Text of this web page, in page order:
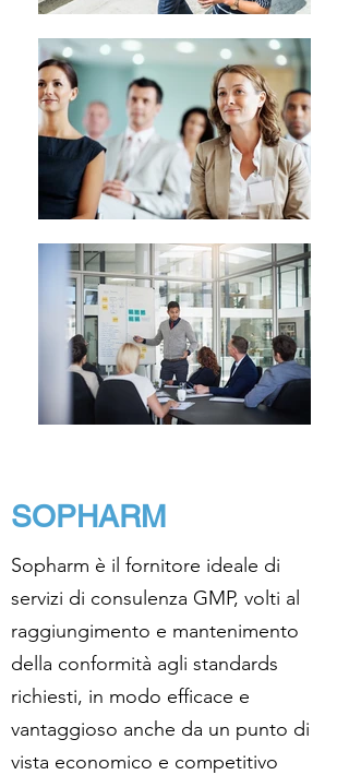
SOPHARM
Sopharm è il fornitore ideale di
servizi di consulenza GMP, volti al
raggiungimento e mantenimento
della conformità agli standards
richiesti, in modo efficace e
vantaggioso anche da un punto di
vista economico e competitivo